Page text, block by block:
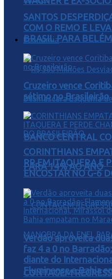
Economia
BANCO CENTRAL
PARA 14% AO ANO
CONTAGEM
SANTOS
COM O REMO E
BRASIL PARA BELÉM
Cruzeiro vence
sétimo no Brasileirão
CORINTHIANS
PR EM ITAQUERA E
ENCOSTAR NO G-6
Verdão aproveita
faz 4 a 0 no
diante do
Fluminense e Bahia